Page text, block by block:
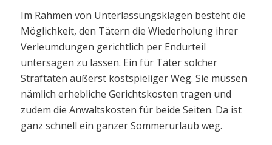
Im Rahmen von Unterlassungsklagen besteht die
Möglichkeit, den Tätern die Wiederholung ihrer
Verleumdungen gerichtlich per Endurteil
untersagen zu lassen. Ein für Täter solcher
Straftaten äußerst kostspieliger Weg. Sie müssen
nämlich erhebliche Gerichtskosten tragen und
zudem die Anwaltskosten für beide Seiten. Da ist
ganz schnell ein ganzer Sommerurlaub weg.